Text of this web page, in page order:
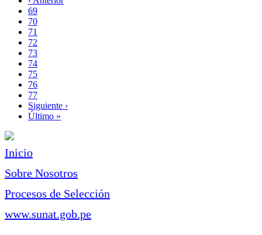
Paginación
anterior
Page
69
Page
70
Page
71
Page
72
Página
actual
73
Page
74
Page
75
Page
76
Page
77
Siguiente
página
Siguiente ›
Última
Último »
Inicio
Sobre Nosotros
Procesos de Selección
www.sunat.gob.pe